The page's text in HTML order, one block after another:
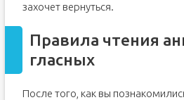
захочет вернуться.
Правила чтения
гласных
После того, как вы